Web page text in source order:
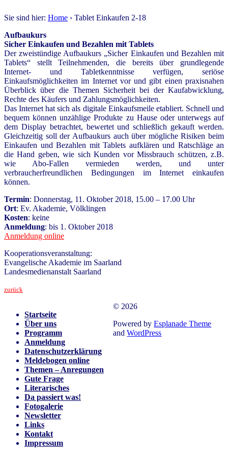
Sie sind hier: Home › Tablet Einkaufen 2-18
Aufbaukurs
Sicher Einkaufen und Bezahlen mit Tablets
Der zweistündige Aufbaukurs „Sicher Einkaufen und Bezahlen mit
Tablets“ stellt Teilnehmenden, die bereits über grundlegende
Internet- und Tabletkenntnisse verfügen, seriöse
Einkaufsmöglichkeiten im Internet vor und gibt einen praxisnahen
Überblick über die Themen Sicherheit bei der Kaufabwicklung,
Rechte des Käufers und Zahlungsmöglichkeiten.
Das Internet hat sich als digitale Einkaufsmeile etabliert. Schnell und
bequem können unzählige Produkte zu Hause oder unterwegs auf
dem Display betrachtet, bewertet und schließlich gekauft werden.
Gleichzeitig soll der Aufbaukurs auch über mögliche Risiken beim
Einkaufen und Bezahlen mit Tablets aufklären und Ratschläge an
die Hand geben, wie sich Kunden vor Missbrauch schützen, z.B.
wie Abo-Fallen vermieden werden, und unter
verbraucherfreundlichen Bedingungen im Internet einkaufen
können.
Termin: Donnerstag, 11. Oktober 2018, 15.00 – 17.00 Uhr
Ort: Ev. Akademie, Völklingen
Kosten: keine
Anmeldung: bis 1. Oktober 2018
Anmeldung online
Kooperationsveranstaltung:
Evangelische Akademie im Saarland
Landesmedienanstalt Saarland
zurück
Startseite
Über uns
Programm
Anmeldung
Datenschutzerklärung
Meldebogen online
Themen – Anregungen
Gute Frage
Literarisches
Da passiert was!
Fotogalerie
Newsletter
Links
Kontakt
Impressum
© 2026
Powered byEsplanade Theme
andWordPress